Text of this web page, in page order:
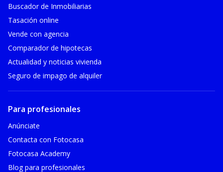
Buscador de Inmobiliarias
Tasación online
Vende con agencia
Comparador de hipotecas
Actualidad y noticias vivienda
Seguro de impago de alquiler
Para profesionales
Anúnciate
Contacta con Fotocasa
Fotocasa Academy
Blog para profesionales